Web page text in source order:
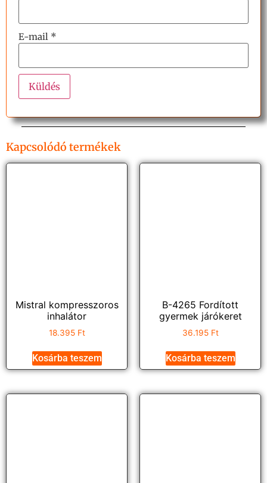
E-mail *
Kapcsolódó termékek
Mistral kompresszoros
inhalátor
18.395 Ft
Kosárba teszem
B-4265 Fordított
gyermek járókeret
36.195 Ft
Kosárba teszem